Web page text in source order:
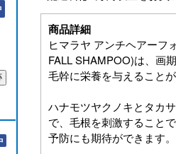
商品詳細
ヒマラヤ アンチヘアーフ
FALL SHAMPOO)は、画
毛幹に栄養を与えること
ハナモツヤクノキとタカ
で、毛根を刺激すること
予防にも期待ができます。